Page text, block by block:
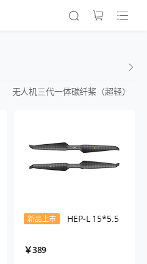
无人机三代一体碳纤桨（超轻）
新品上市 HEP-L 15*5.5
￥389